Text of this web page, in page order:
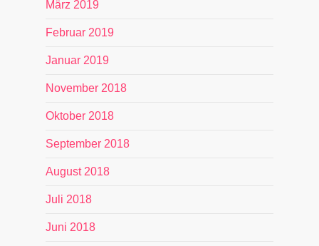
März 2019
Februar 2019
Januar 2019
November 2018
Oktober 2018
September 2018
August 2018
Juli 2018
Juni 2018